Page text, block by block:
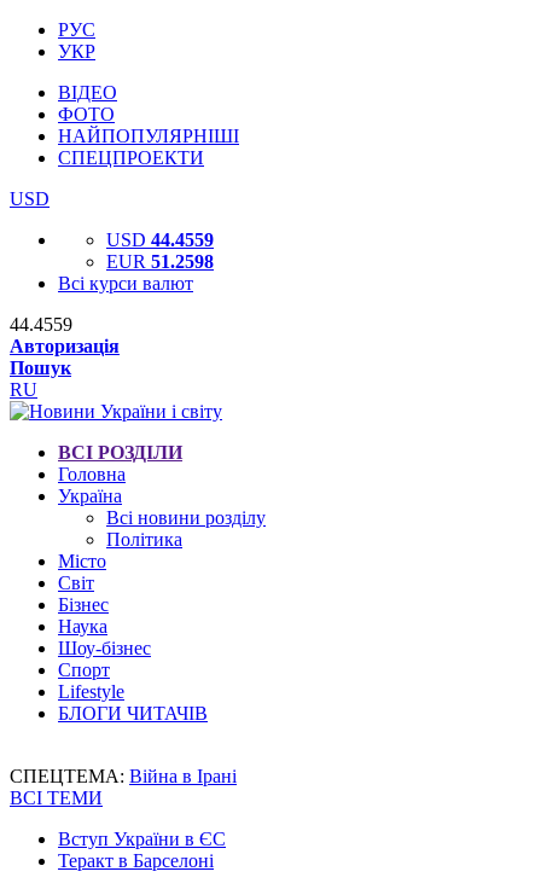
РУС
УКР
ВІДЕО
ФОТО
НАЙПОПУЛЯРНІШІ
СПЕЦПРОЕКТИ
USD
USD 44.4559
EUR 51.2598
Всі курси валют
44.4559
Авторизація
Пошук
RU
ВСІ РОЗДІЛИ
Головна
Україна
Всі новини розділу
Політика
Місто
Світ
Бізнес
Наука
Шоу-бізнес
Спорт
Lifestyle
БЛОГИ ЧИТАЧІВ
СПЕЦТЕМА: Війна в Ірані
ВСІ ТЕМИ
Вступ України в ЄС
Теракт в Барселоні